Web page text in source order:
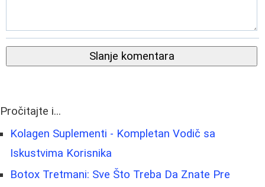
Slanje komentara
Pročitajte i...
Kolagen Suplementi - Kompletan Vodič sa
Iskustvima Korisnika
Botox Tretmani: Sve Što Treba Da Znate Pre